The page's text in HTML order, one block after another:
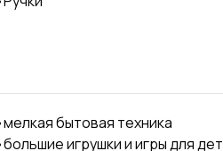
бытовая техника
игрушки и игры для